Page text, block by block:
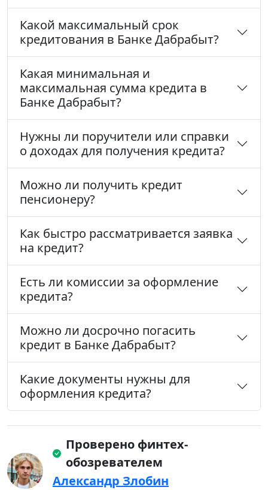
Какой максимальный срок
кредитования в Банке Дабрабыт?
Какая минимальная и
максимальная сумма кредита в
Банке Дабрабыт?
Нужны ли поручители или справки
о доходах для получения кредита?
Можно ли получить кредит
пенсионеру?
Как быстро рассматривается заявка
на кредит?
Есть ли комиссии за оформление
кредита?
Можно ли досрочно погасить
кредит в Банке Дабрабыт?
Какие документы нужны для
оформления кредита?
Проверено финтех-
обозревателем
Александр Злобин